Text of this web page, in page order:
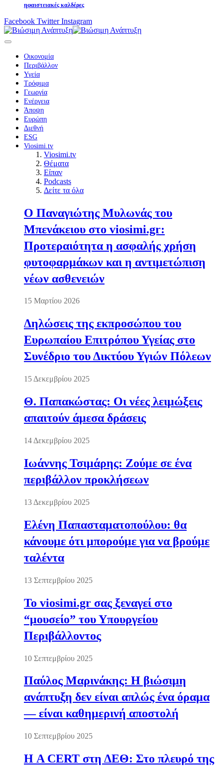
ηφαιστειακές καλδέρες
Facebook Twitter Instagram
Οικονομία
Περιβάλλον
Υγεία
Τρόφιμα
Γεωργία
Ενέργεια
Άποψη
Ευρώπη
Διεθνή
ESG
Viosimi.tv
Viosimi.tv
Θέματα
Είπαν
Podcasts
Δείτε τα όλα
Ο Παναγιώτης Μυλωνάς του
Μπενάκειου στο viosimi.gr:
Προτεραιότητα η ασφαλής χρήση
φυτοφαρμάκων και η αντιμετώπιση
νέων ασθενειών
15 Μαρτίου 2026
Δηλώσεις της εκπροσώπου του
Ευρωπαίου Επιτρόπου Υγείας στο
Συνέδριο του Δικτύου Υγιών Πόλεων
15 Δεκεμβρίου 2025
Θ. Παπακώστας: Οι νέες λειμώξεις
απαιτούν άμεσα δράσεις
14 Δεκεμβρίου 2025
Ιωάννης Τσιμάρης: Ζούμε σε ένα
περιβάλλον προκλήσεων
13 Δεκεμβρίου 2025
Ελένη Παπασταματοπούλου: θα
κάνουμε ότι μπορούμε για να βρούμε
ταλέντα
13 Σεπτεμβρίου 2025
Το viosimi.gr σας ξεναγεί στο
“μουσείο” του Υπουργείου
Περιβάλλοντος
10 Σεπτεμβρίου 2025
Παύλος Μαρινάκης: Η βιώσιμη
ανάπτυξη δεν είναι απλώς ένα όραμα
— είναι καθημερινή αποστολή
10 Σεπτεμβρίου 2025
Η A CERT στη ΔΕΘ: Στο πλευρό της